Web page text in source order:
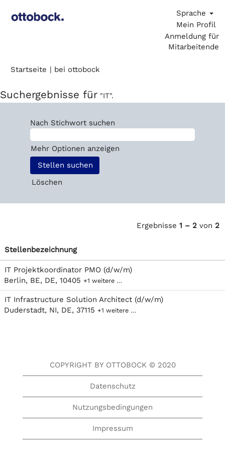
Sprache
Mein Profil
Anmeldung für
Mitarbeitende
Startseite | bei ottobock
Suchergebnisse für "IT".
Nach Stichwort suchen
Mehr Optionen anzeigen
Löschen
Ergebnisse 1 – 2 von 2
Stellenbezeichnung
IT Projektkoordinator PMO (d/w/m)
Berlin, BE, DE, 10405 +1 weitere …
IT Infrastructure Solution Architect (d/w/m)
Duderstadt, NI, DE, 37115 +1 weitere …
COPYRIGHT BY OTTOBOCK © 2020
Datenschutz
Nutzungsbedingungen
Impressum